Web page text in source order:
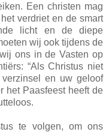
Een christen mag
verdriet en de smart
licht en de diepe
wij ook tijdens de
ons in de Vasten op
“Als Christus niet
en uw geloof
het Paasfeest heeft de
te volgen, om ons